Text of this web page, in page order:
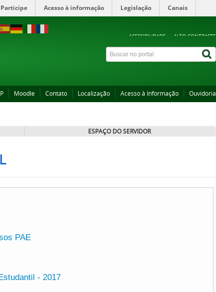
Participe Acesso à informação Legislação Canais
ACESSIBILIDADE ALTO CONTRASTE
Moodle Contato Localização Acesso à Informação Ouvidoria
ESPAÇO DO SERVIDOR
PAE
- 2017